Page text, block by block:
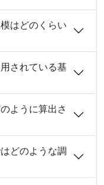
はどのくらい
されている基
ように算出さ
どのような調